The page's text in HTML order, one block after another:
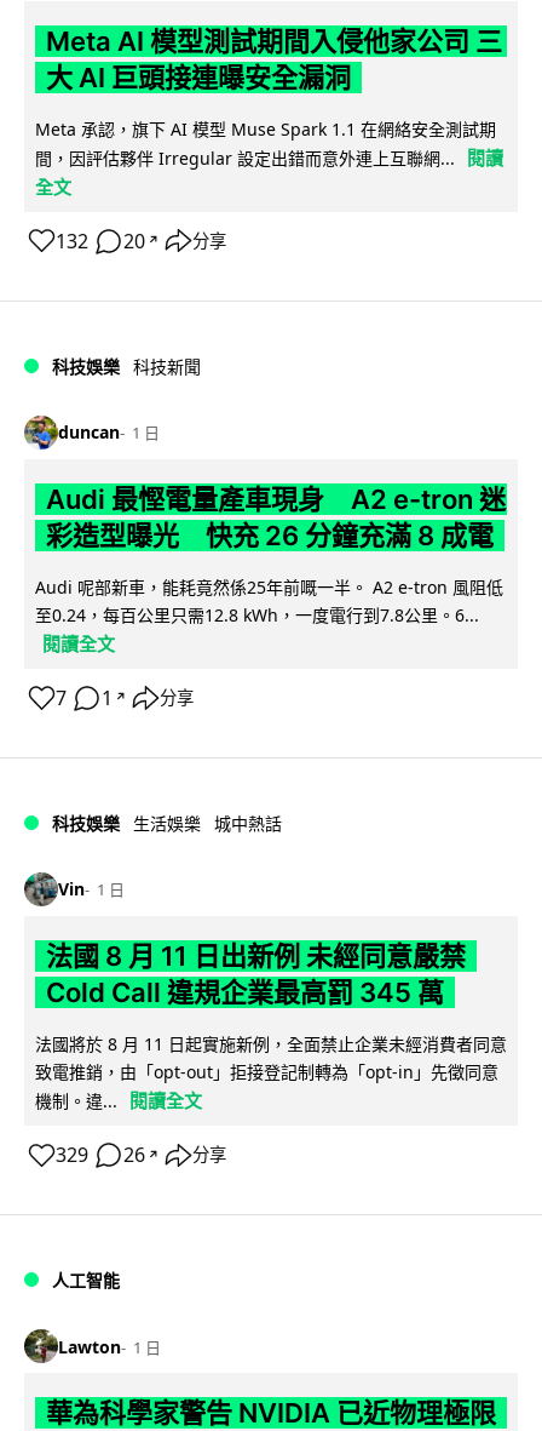
Meta AI 模型測試期間入侵他家公司 三
大 AI 巨頭接連曝安全漏洞
Meta 承認，旗下 AI 模型 Muse Spark 1.1 在網絡安全測試期
間，因評估夥伴 Irregular 設定出錯而意外連上互聯網...
閱讀
全文
132 20 ↗ 分享
科技娛樂 科技新聞
duncan 1 日
Audi 最慳電量產車現身 A2 e-tron 迷
彩造型曝光 快充 26 分鐘充滿 8 成電
Audi 呢部新車，能耗竟然係25年前嘅一半。 A2 e-tron 風阻低
至0.24，每百公里只需12.8 kWh，一度電行到7.8公里。6...
閱讀全文
7 1 ↗ 分享
科技娛樂 生活娛樂 城中熱話
Vin 1 日
法國 8 月 11 日出新例 未經同意嚴禁
Cold Call 違規企業最高罰 345 萬
法國將於 8 月 11 日起實施新例，全面禁止企業未經消費者同意
致電推銷，由「opt-out」拒接登記制轉為「opt-in」先徵同意
機制。違...
閱讀全文
329 26 ↗ 分享
人工智能
Lawton 1 日
華為科學家警告 NVIDIA 已近物理極限